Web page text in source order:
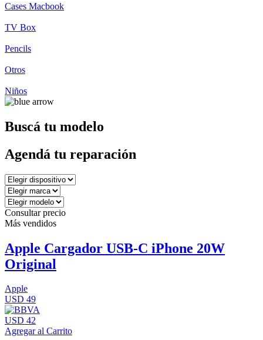
Cases Macbook
TV Box
Pencils
Otros
Niños
Buscá tu modelo
Agendá tu reparación
Consultar precio
Más vendidos
Apple Cargador USB-C iPhone 20W
Original
Apple
USD 49
USD 42
Agregar al Carrito